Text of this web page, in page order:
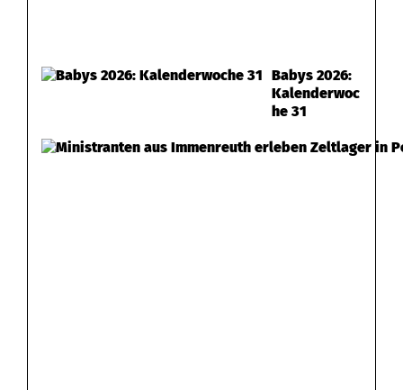
Babys 2026:
Kalenderwoc
he 31